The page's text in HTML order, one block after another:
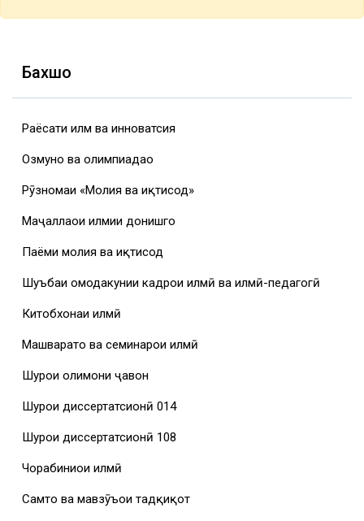
Бахшҳо
Раёсати илм ва инноватсия
Озмунҳо ва олимпиадаҳо
Рӯзномаи «Молия ва иқтисод»
Маҷаллаҳои илмии донишгоҳ
Паёми молия ва иқтисод
Шуъбаи омодакунии кадрҳои илмӣ ва илмӣ-педагогӣ
Китобхонаи илмӣ
Машваратҳо ва семинарҳои илмӣ
Шурои олимони ҷавон
Шурои диссертатсионӣ 014
Шурои диссертатсионӣ 108
Чорабиниҳои илмӣ
Самтҳо ва мавзӯъҳои тадқиқот